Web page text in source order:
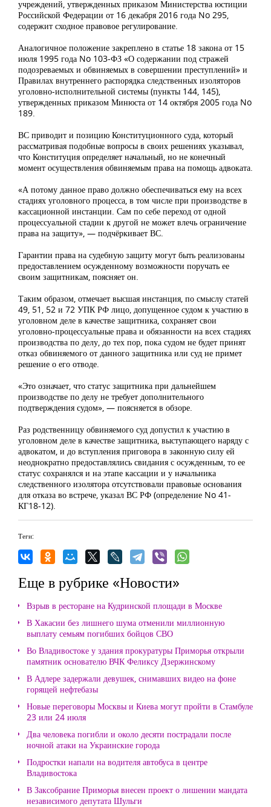
учреждений, утвержденных приказом Министерства юстиции
Российской Федерации от 16 декабря 2016 года No 295,
содержит сходное правовое регулирование.
Аналогичное положение закреплено в статье 18 закона от 15
июля 1995 года No 103-ФЗ «О содержании под стражей
подозреваемых и обвиняемых в совершении преступлений» и
Правилах внутреннего распорядка следственных изоляторов
уголовно-исполнительной системы (пункты 144, 145),
утвержденных приказом Минюста от 14 октября 2005 года No
189.
ВС приводит и позицию Конституционного суда, который
рассматривая подобные вопросы в своих решениях указывал,
что Конституция определяет начальный, но не конечный
момент осуществления обвиняемым права на помощь адвоката.
«А потому данное право должно обеспечиваться ему на всех
стадиях уголовного процесса, в том числе при производстве в
кассационной инстанции. Сам по себе переход от одной
процессуальной стадии к другой не может влечь ограничение
права на защиту», — подчёркивает ВС.
Гарантии права на судебную защиту могут быть реализованы
предоставлением осужденному возможности поручать ее
своим защитникам, поясняет он.
Таким образом, отмечает высшая инстанция, по смыслу статей
49, 51, 52 и 72 УПК РФ лицо, допущенное судом к участию в
уголовном деле в качестве защитника, сохраняет свои
уголовно-процессуальные права и обязанности на всех стадиях
производства по делу, до тех пор, пока судом не будет принят
отказ обвиняемого от данного защитника или суд не примет
решение о его отводе.
«Это означает, что статус защитника при дальнейшем
производстве по делу не требует дополнительного
подтверждения судом», — поясняется в обзоре.
Раз родственницу обвиняемого суд допустил к участию в
уголовном деле в качестве защитника, выступающего наряду с
адвокатом, и до вступления приговора в законную силу ей
неоднократно предоставлялись свидания с осужденным, то ее
статус сохранялся и на этапе кассации и у начальника
следственного изолятора отсутствовали правовые основания
для отказа во встрече, указал ВС РФ (определение No 41-
КГ18-12).
Теги:
Еще в рубрике «Новости»
Взрыв в ресторане на Кудринской площади в Москве
В Хакасии без лишнего шума отменили миллионную
выплату семьям погибших бойцов СВО
Во Владивостоке у здания прокуратуры Приморья открыли
памятник основателю ВЧК Феликсу Дзержинскому
В Адлере задержали девушек, снимавших видео на фоне
горящей нефтебазы
Новые переговоры Москвы и Киева могут пройти в Стамбуле
23 или 24 июля
Два человека погибли и около десяти пострадали после
ночной атаки на Украинские города
Подростки напали на водителя автобуса в центре
Владивостока
В Заксобрание Приморья внесен проект о лишении мандата
независимого депутата Шульги